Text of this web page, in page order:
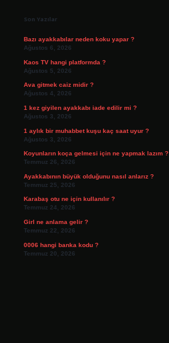
Son Yazılar
Bazı ayakkabılar neden koku yapar ?
Ağustos 6, 2026
Kaos TV hangi platformda ?
Ağustos 5, 2026
Ava gitmek caiz midir ?
Ağustos 4, 2026
1 kez giyilen ayakkabı iade edilir mi ?
Ağustos 3, 2026
1 aylık bir muhabbet kuşu kaç saat uyur ?
Ağustos 3, 2026
Koyunların koça gelmesi için ne yapmak lazım ?
Temmuz 26, 2026
Ayakkabının büyük olduğunu nasıl anlarız ?
Temmuz 25, 2026
Karabaş otu ne için kullanılır ?
Temmuz 24, 2026
Girl ne anlama gelir ?
Temmuz 22, 2026
0006 hangi banka kodu ?
Temmuz 20, 2026